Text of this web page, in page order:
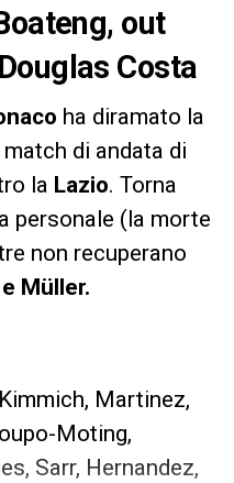
out
Costa
ha diramato la
di andata di
la Lazio. Torna
personale (la morte
non recuperano
Müller.
Martinez,
Moting,
Sarr, Hernandez,